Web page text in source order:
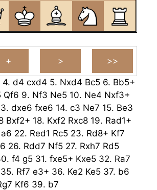
4. d4 cxd4 5. Nxd4 Bc5 6. Bb5+
Qf6 9. Nf3 Ne5 10. Ne4 Nxf3+
dxe6 fxe6 14. c3 Ne7 15. Be3
Bxf2+ 18. Kxf2 Rxc8 19. Rad1+
a6 22. Red1 Rc5 23. Rd8+ Kf7
26. Rdd7 Nf5 27. Rxh7 Rd5
f4 g5 31. fxe5+ Kxe5 32. Ra7
35. Rf7 e3+ 36. Ke2 Ke5 37. b6
Kf6 39. b7